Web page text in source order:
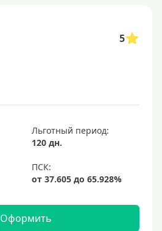
5
Льготный период:
120 дн.
Оформить